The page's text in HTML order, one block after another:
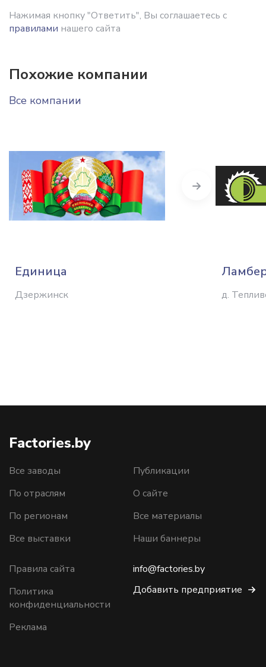
Нажимая кнопку "Ответить", Вы соглашаетесь с
правилами нашего сайта
Похожие компании
Все компании
Единица
Дзержинск д.
Next
Factories.by
Все заводы
По отраслям
По регионам
Все выставки
Публикации
О сайте
Все материалы
Наши баннеры
Правила сайта
Политика
конфиденциальности
Реклама
info@factories.by
Добавить предприятие